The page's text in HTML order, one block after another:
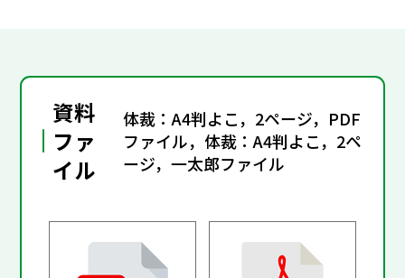
資料
ファ
イル
体裁：A4判よこ，2ページ，PDF
ファイル，体裁：A4判よこ，2ペ
ージ，一太郎ファイル